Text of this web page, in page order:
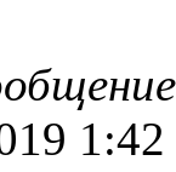
1:42